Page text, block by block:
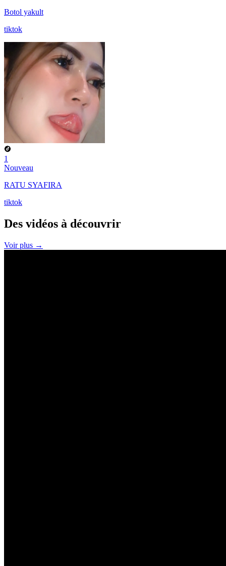
Botol yakult
tiktok
1
Nouveau
RATU SYAFIRA
tiktok
Des vidéos à découvrir
Voir plus →